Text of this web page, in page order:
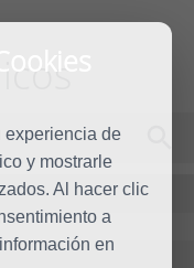
experiencia de
y mostrarle
Al hacer clic
a
en